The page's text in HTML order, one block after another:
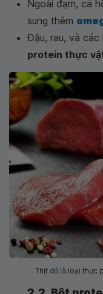
Ngoài đạm, cá
sung thêm
Đậu, rau, và các
protein thực
Thịt đỏ là loại thực